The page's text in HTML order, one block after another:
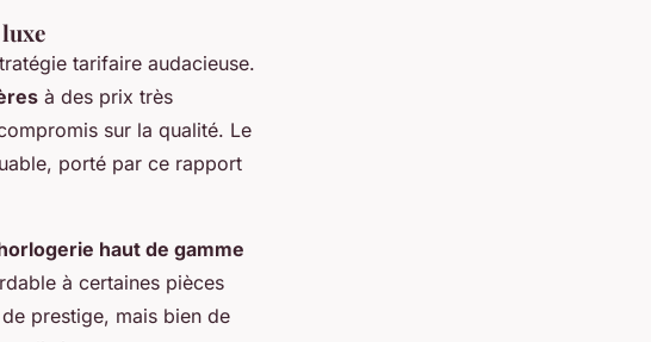
tarifaire audacieuse.
à des prix très
sur la qualité. Le
porté par ce rapport
haut de gamme
à certaines pièces
de prestige, mais bien de